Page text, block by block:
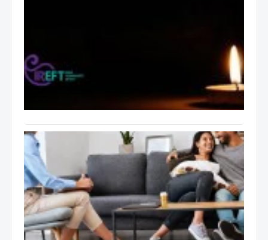
ایران
بابت
اتفاقات
ایران
راهنمای
عملی
جلسات
درمان
هیجان
مدار
EFT:
تانگو